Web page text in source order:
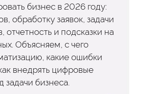
бизнес в 2026 году:
обработку заявок, задачи
отчетность и подсказки на
Объясняем, с чего
какие ошибки
внедрять цифровые
задачи бизнеса.